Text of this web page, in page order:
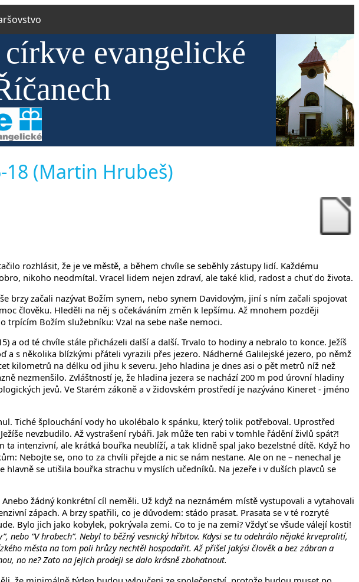
evangelické
18 (Martin Hrubeš)
rozhlásit, že je ve městě, a během chvíle se seběhly zástupy lidí. Každému
nikoho neodmítal. Vracel lidem nejen zdraví, ale také klid, radost a chuť do života.
brzy začali nazývat Božím synem, nebo synem Davidovým, jiní s ním začali spojovat
člověku. Hleděli na něj s očekáváním změn k lepšímu. Až mnohem později
Božím služebníku: Vzal na sebe naše nemoci.
a od té chvíle stále přicházeli další a další. Trvalo to hodiny a nebralo to konce. Ježíš
s několika blízkými přáteli vyrazili přes jezero. Nádherné Galilejské jezero, po němž
kilometrů na délku od jihu k severu. Jeho hladina je dnes asi o pět metrů níž než
nezmenšilo. Zvláštností je, že hladina jezera se nachází 200 m pod úrovní hladiny
jevů. Ve Starém zákoně a v židovském prostředí je nazýváno Kineret - jméno
Tiché šplouchání vody ho ukolébalo k spánku, který tolik potřeboval. Uprostřed
nevzbudilo. Až vystrašení rybáři. Jak může ten rabi v tomhle řádění živlů spát?!
ta intenzivní, ale krátká bouřka neublíží, a tak klidně spal jako bezelstné dítě. Když ho
Nebojte se, ono to za chvíli přejde a nic se nám nestane. Ale on ne – nenechal je
se utišila bouřka strachu v myslích učedníků. Na jezeře i v duších plavců se
žádný konkrétní cíl neměli. Už když na neznámém místě vystupovali a vytahovali
zápach. A brzy spatřili, co je důvodem: stádo prasat. Prasata se v té rozryté
Bylo jich jako kobylek, pokrývala zemi. Co to je na zemi? Vždyť se všude válejí kosti!
nebo “V hrobech”. Nebyl to běžný vesnický hřbitov. Kdysi se tu odehrálo nějaké krveprolití,
města na tom poli hrůzy nechtěl hospodařit. Až přišel jakýsi člověk a bez zábran a
no ne? Zato na jejich prodeji se dalo krásně zbohatnout.